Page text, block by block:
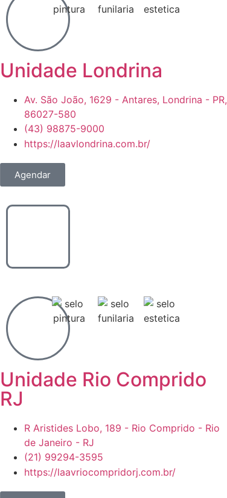
Unidade Londrina
Av. São João, 1629 - Antares, Londrina - PR,
86027-580
(43) 98875-9000
https://laavlondrina.com.br/
Agendar
Unidade Rio Comprido
RJ
R Aristides Lobo, 189 - Rio Comprido - Rio
de Janeiro - RJ
(21) 99294-3595
https://laavriocompridorj.com.br/